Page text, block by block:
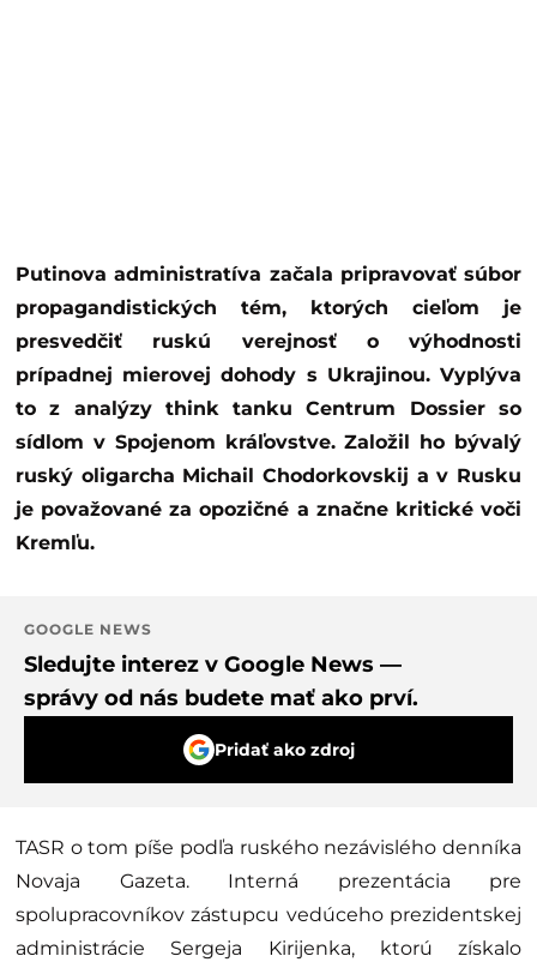
Putinova administratíva začala pripravovať súbor
propagandistických tém, ktorých cieľom je
presvedčiť ruskú verejnosť o výhodnosti
prípadnej mierovej dohody s Ukrajinou. Vyplýva
to z analýzy think tanku Centrum Dossier so
sídlom v Spojenom kráľovstve. Založil ho bývalý
ruský oligarcha Michail Chodorkovskij a v Rusku
je považované za opozičné a značne kritické voči
Kremľu.
GOOGLE NEWS
Sledujte interez v Google News —
správy od nás budete mať ako prví.
Pridať ako zdroj
TASR o tom píše podľa ruského nezávislého denníka
Novaja Gazeta. Interná prezentácia pre
spolupracovníkov zástupcu vedúceho prezidentskej
administrácie Sergeja Kirijenka, ktorú získalo